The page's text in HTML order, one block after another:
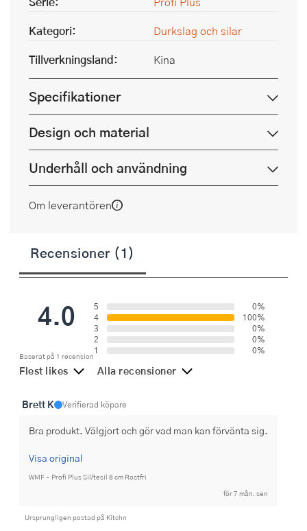
Kategori:
Durkslag och silar
Tillverkningsland:
Kina
Specifikationer
Design och material
Underhåll och användning
Om leverantören
Recensioner (1)
4.0
Baserat på 1 recension
5
0%
4
100%
3
0%
2
0%
1
0%
Flest likes Alla recensioner
Brett K Verifierad köpare
Bra produkt. Välgjort och gör vad man kan förvänta sig.
Visa original
WMF - Profi Plus Sil/tesil 8 cm Rostfri
för 7 mån. sen
Ursprungligen postad på Kitchn